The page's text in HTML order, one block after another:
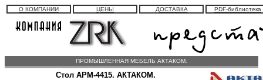
О КОМПАНИИ ЦЕНЫ ДОСТАВКА PDF-библиотека
ПРОМЫШЛЕННАЯ МЕБЕЛЬ АКТАКОМ.
Стол АРМ-4415. АКТАКОМ.